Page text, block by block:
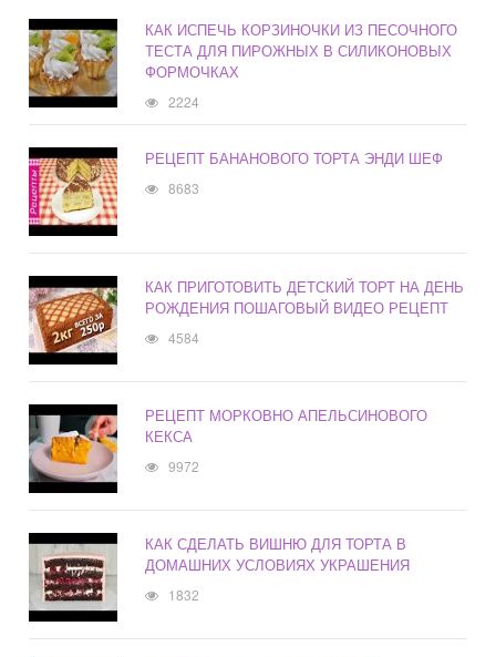
КАК ИСПЕЧЬ КОРЗИНОЧКИ ИЗ ПЕСОЧНОГО
ТЕСТА ДЛЯ ПИРОЖНЫХ В СИЛИКОНОВЫХ
ФОРМОЧКАХ
2224
РЕЦЕПТ БАНАНОВОГО ТОРТА ЭНДИ ШЕФ
8683
КАК ПРИГОТОВИТЬ ДЕТСКИЙ ТОРТ НА ДЕНЬ
РОЖДЕНИЯ ПОШАГОВЫЙ ВИДЕО РЕЦЕПТ
4584
РЕЦЕПТ МОРКОВНО АПЕЛЬСИНОВОГО
КЕКСА
9972
КАК СДЕЛАТЬ ВИШНЮ ДЛЯ ТОРТА В
ДОМАШНИХ УСЛОВИЯХ УКРАШЕНИЯ
1832